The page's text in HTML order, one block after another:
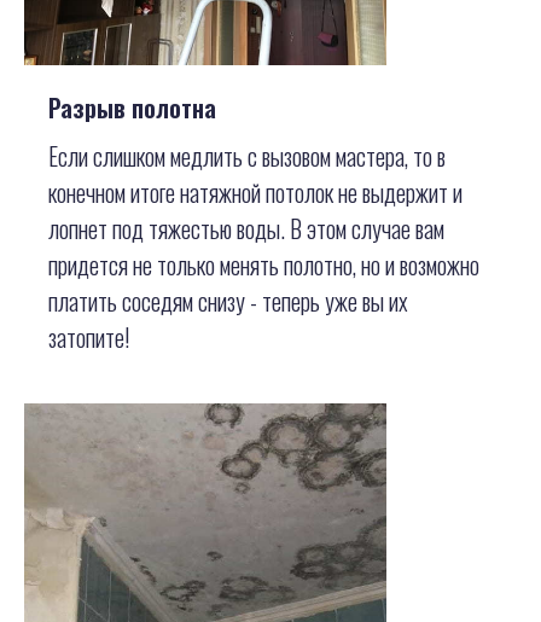
Разрыв полотна
Если слишком медлить с вызовом мастера, то в
конечном итоге натяжной потолок не выдержит и
лопнет под тяжестью воды. В этом случае вам
придется не только менять полотно, но и возможно
платить соседям снизу - теперь уже вы их
затопите!